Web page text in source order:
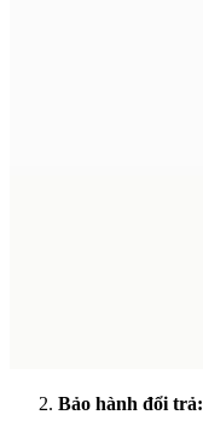
Bảo hành đổi trả: